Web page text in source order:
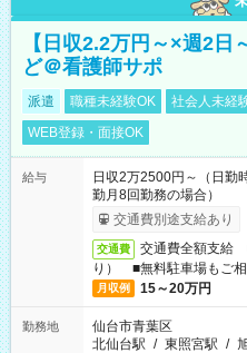
【日収2.2万円～×週2
ど＠看護師サポ
派遣 職種未経験OK 社会人未経
WEB登録・面接OK
給与
日収2万2500円～（日
勤月8回勤務の場合）
交通費別途支給あり
交通費
交通費全額支給
り） ■無料駐車場もご
月収例 15～20万円
勤務地
仙台市青葉区
北仙台駅 / 東照宮駅 /